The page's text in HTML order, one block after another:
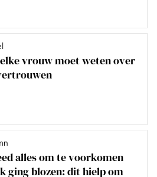
vrouw moet weten over
alles om te voorkomen
ging blozen: dit hielp om